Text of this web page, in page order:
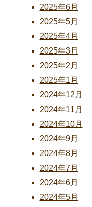
2025年6月
2025年5月
2025年4月
2025年3月
2025年2月
2025年1月
2024年12月
2024年11月
2024年10月
2024年9月
2024年8月
2024年7月
2024年6月
2024年5月